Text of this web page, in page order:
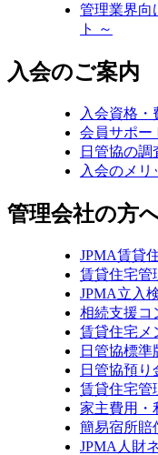
管理業界向
ト ～
入会のご案内
入会資格・
会員サポー
日管協の調
入会のメリ
管理会社の方
JPMA賃貸
賃貸住宅管
JPMA立入
相続支援コ
賃貸住宅メ
日管協標
日管協預り
賃貸住宅管
家主費用・
簡易宿所賠
JPMA人財